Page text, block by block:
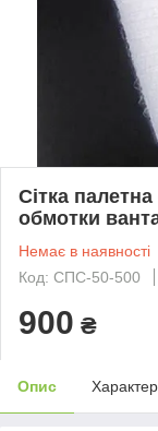
Сітка
обмотки
Немає в наявності
Код: СПС-50-500
900 ₴
Опис